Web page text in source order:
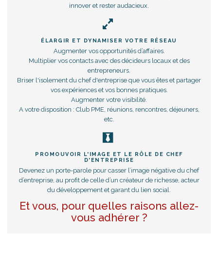
innover et rester audacieux.
ÉLARGIR ET DYNAMISER VOTRE RÉSEAU
Augmenter vos opportunités d’affaires.
Multiplier vos contacts avec des décideurs locaux et des
entrepreneurs.
Briser l'isolement du chef d'entreprise que vous êtes et partager
vos expériences et vos bonnes pratiques.
Augmenter votre visibilité.
A votre disposition : Club PME, réunions, rencontres, déjeuners,
etc.
PROMOUVOIR L'IMAGE ET LE RÔLE DE CHEF
D'ENTREPRISE
Devenez un porte-parole pour casser l’image négative du chef
d’entreprise, au profit de celle d’un créateur de richesse, acteur
du développement et garant du lien social.
Et vous, pour quelles raisons allez-
vous adhérer ?